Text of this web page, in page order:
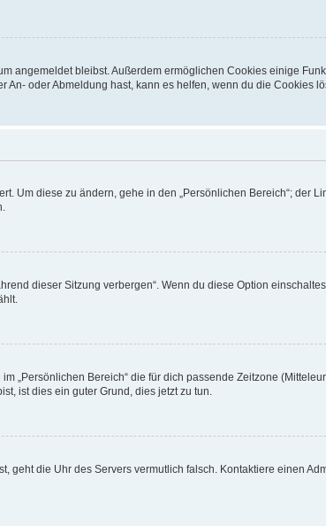
angemeldet bleibst. Außerdem ermöglichen Cookies einige
An- oder Abmeldung hast, kann es helfen, wenn du die Cookies
diese zu ändern, gehe in den „Persönlichen Bereich“; der
dieser Sitzung verbergen“. Wenn du diese Option
„Persönlichen Bereich“ die für dich passende Zeitzone
ist dies ein guter Grund, dies jetzt zu tun.
die Uhr des Servers vermutlich falsch. Kontaktiere einen